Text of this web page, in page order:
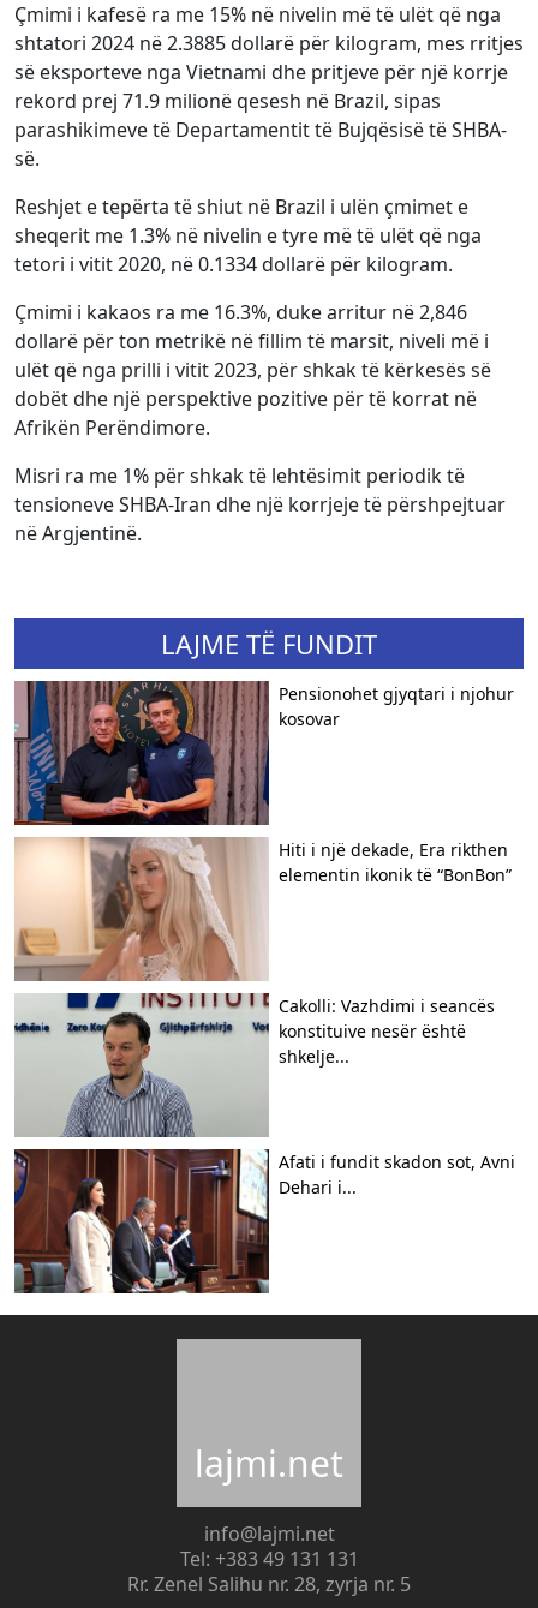
Çmimi i kafesë ra me 15% në nivelin më të ulët që nga
shtatori 2024 në 2.3885 dollarë për kilogram, mes rritjes
së eksporteve nga Vietnami dhe pritjeve për një korrje
rekord prej 71.9 milionë qesesh në Brazil, sipas
parashikimeve të Departamentit të Bujqësisë të SHBA-
së.
Reshjet e tepërta të shiut në Brazil i ulën çmimet e
sheqerit me 1.3% në nivelin e tyre më të ulët që nga
tetori i vitit 2020, në 0.1334 dollarë për kilogram.
Çmimi i kakaos ra me 16.3%, duke arritur në 2,846
dollarë për ton metrikë në fillim të marsit, niveli më i
ulët që nga prilli i vitit 2023, për shkak të kërkesës së
dobët dhe një perspektive pozitive për të korrat në
Afrikën Perëndimore.
Misri ra me 1% për shkak të lehtësimit periodik të
tensioneve SHBA-Iran dhe një korrjeje të përshpejtuar
në Argjentinë.
LAJME TË FUNDIT
Pensionohet gjyqtari i njohur
kosovar
Hiti i një dekade, Era rikthen
elementin ikonik të “BonBon”
Cakolli: Vazhdimi i seancës
konstituive nesër është
shkelje...
Afati i fundit skadon sot, Avni
Dehari i...
lajmi.net
info@lajmi.net
Tel: +383 49 131 131
Rr. Zenel Salihu nr. 28, zyrja nr. 5